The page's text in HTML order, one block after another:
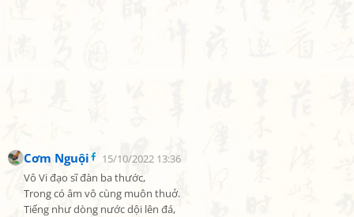
Cơm Nguội
15/10/2022 13:36
Vô Vi đạo sĩ đàn ba thước,
Trong có âm vô cùng muôn thuở.
Tiếng như dòng nước dội lên đá,